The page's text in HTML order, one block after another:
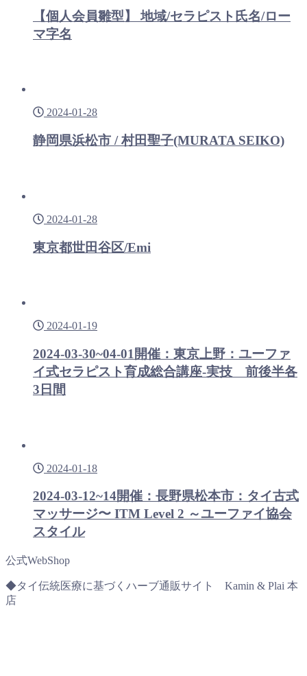
【個人会員雛型】 地域/セラピスト氏名/ロー
マ字名
2024-01-28
静岡県浜松市 / 村田聖子(MURATA SEIKO)
2024-01-28
東京都世田谷区/Emi
2024-01-19
2024-03-30~04-01開催：東京上野：ユーファ
イ式セラピスト育成総合講座-実技 前後半各
3日間
2024-01-18
2024-03-12~14開催：長野県松本市：タイ古式
マッサージ〜 ITM Level 2 ～ユーファイ協会
スタイル
公式WebShop
◆タイ伝統医療に基づくハーブ通販サイト Kamin & Plai 本
店